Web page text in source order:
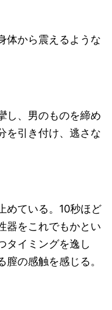
体から震えるような
し、男のものを締め
を引き付け、逃さな
めている。10秒ほど
器をこれでもかとい
タイミングを逸し
の感触を感じる。